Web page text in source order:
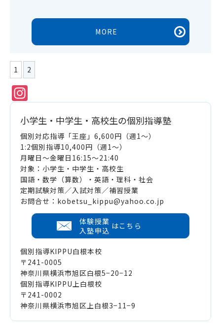
MORE
1 2
小学生・中学生・高校生の個別指導塾
個別対応指導「王座」6,600円（週1～）
1:2個別指導10,400円（週1～）
月曜日～金曜日16:15～21:40
対象：小学生・中学生・高校生
国語・数学（算数）・英語・理科・社会
定期試験対策／入試対策／補習授業
お問合せ：kobetsu_kippu@yahoo.co.jp
体験授業
入塾申込 はこちら
個別指導KIPPU白根本校
〒241-0005
神奈川県横浜市旭区白根5−20−12
個別指導KIPPU上白根校
〒241-0002
神奈川県横浜市旭区上白根3−11−9